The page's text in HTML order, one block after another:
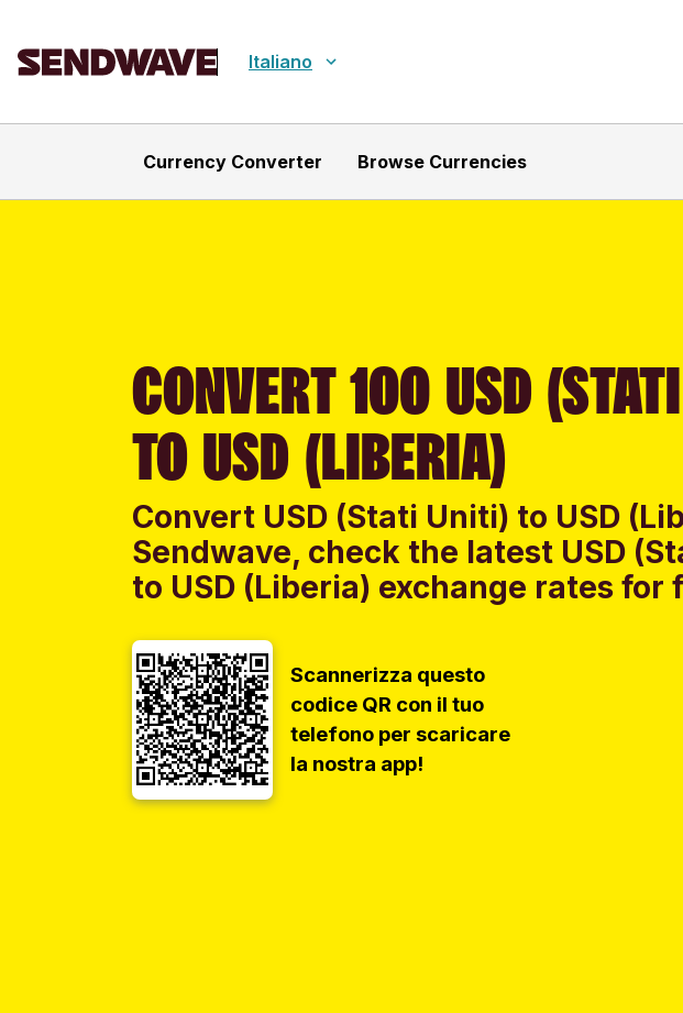
Italiano
Currency Converter Browse Currencies
CONVERT 100 USD
TO USD (LIBERIA)
Convert USD (Stati Uniti) to USD
Sendwave, check the latest USD
to USD (Liberia) exchange rates for
Scannerizza questo
codice QR con il tuo
telefono per scaricare
la nostra app!